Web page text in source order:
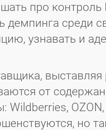
про
среди
узнавать и
от
но